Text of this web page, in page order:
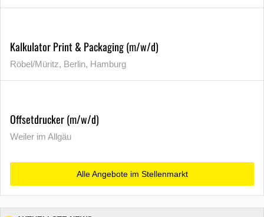
Kalkulator Print & Packaging (m/w/d)
Röbel/Müritz, Berlin, Hamburg
Offsetdrucker (m/w/d)
Weiler im Allgäu
Alle Angebote im Stellenmarkt